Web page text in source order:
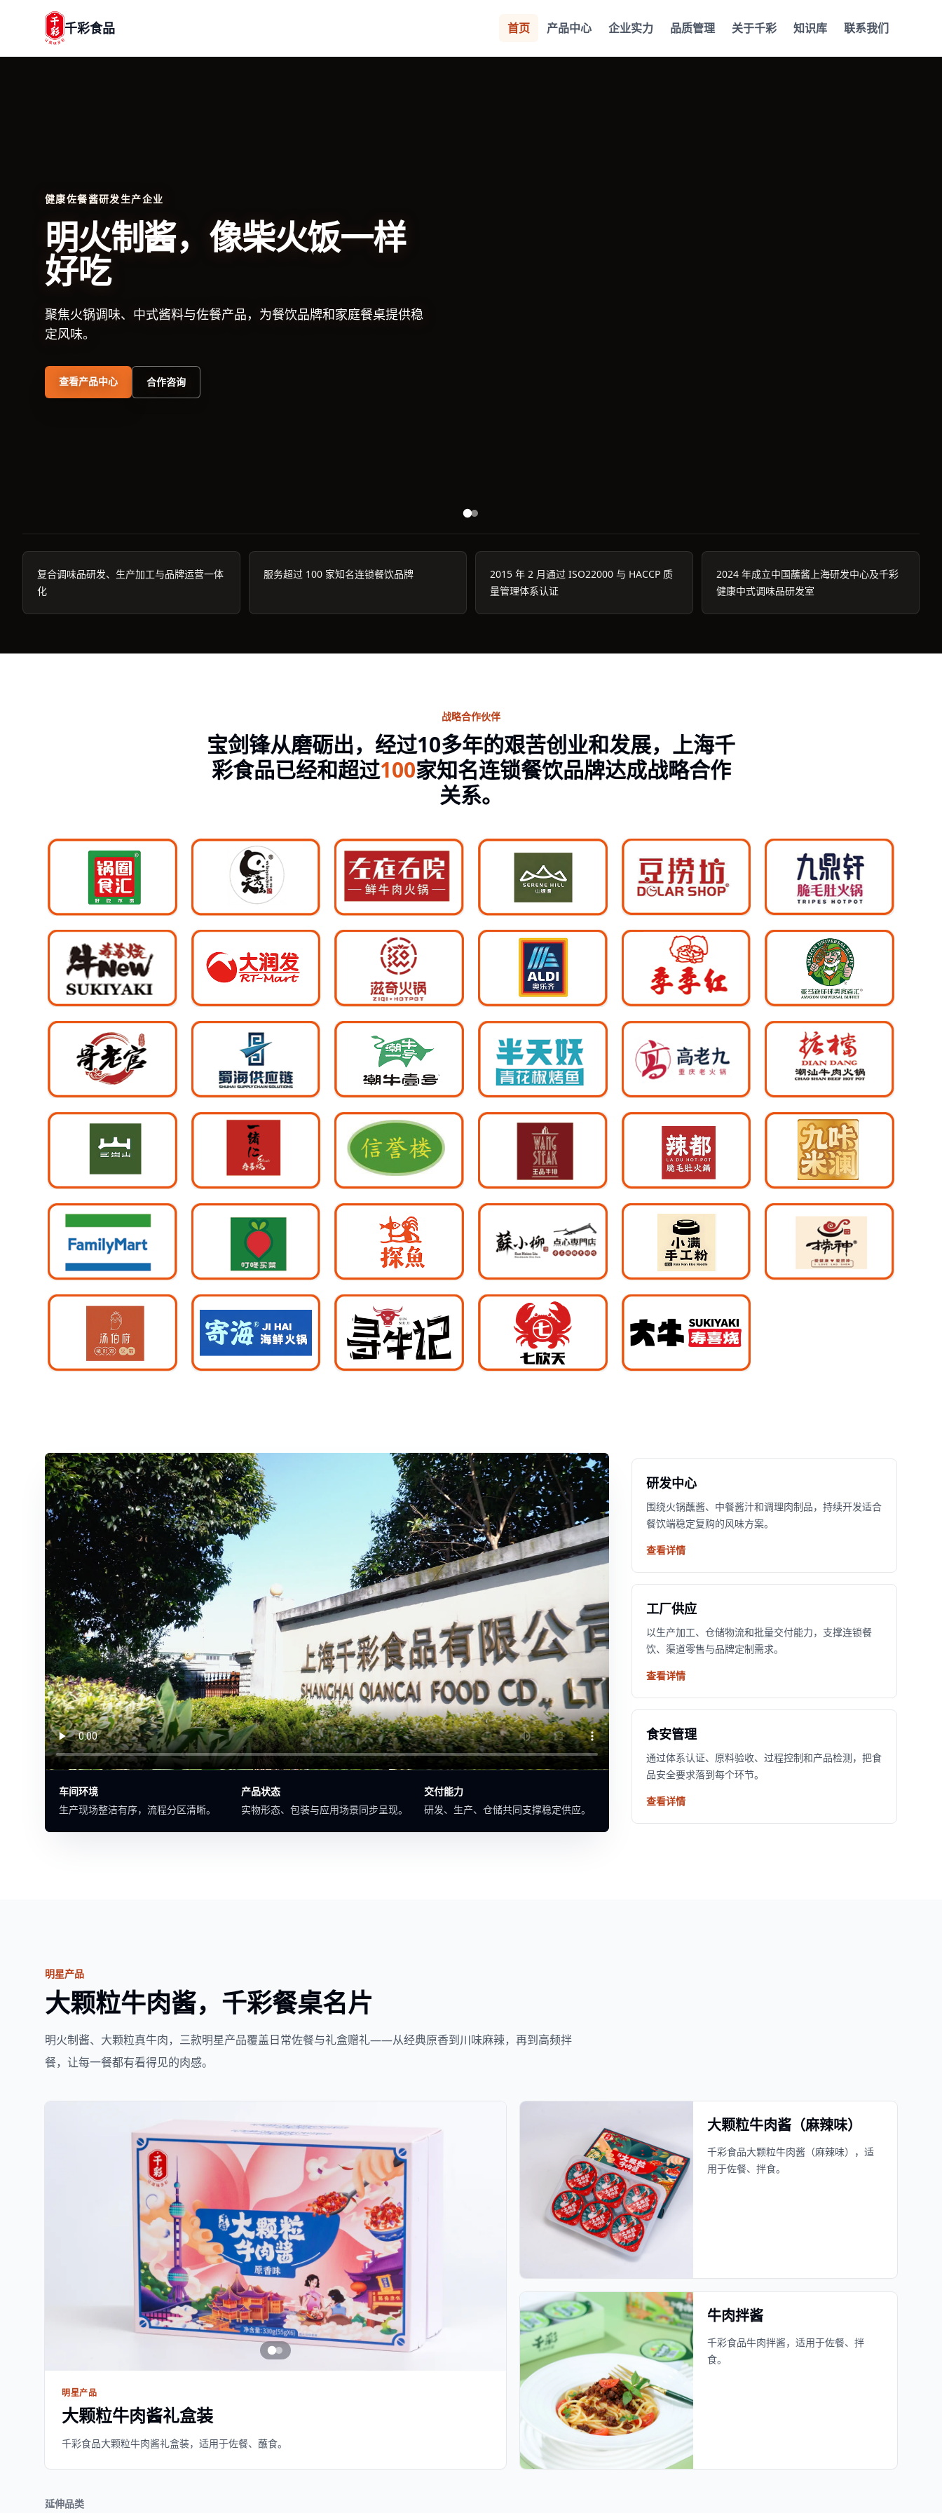
千彩食品 首页 产品中心 企业实力 品质管理 关于千彩 知识库 联系我们
健康佐餐酱研发生产企业
明火制酱，像柴火饭一样
好吃
聚焦火锅调味、中式酱料与佐餐产品，为餐饮品牌和家庭餐桌提供稳
定风味。
查看产品中心 合作咨询
复合调味品研发、生产加工与品牌运营一体
化
服务超过 100 家知名连锁餐饮品牌
2015 年 2 月通过 ISO22000 与 HACCP 质
量管理体系认证
2024 年成立中国蘸酱上海研发中心及千彩
健康中式调味品研发室
战略合作伙伴
宝剑锋从磨砺出，经过10多年的艰苦创业和发展，上海千
彩食品已经和超过100家知名连锁餐饮品牌达成战略合作
关系。
车间环境
生产现场整洁有序，流程分区清晰。
产品状态
实物形态、包装与应用场景同步呈现。
交付能力
研发、生产、仓储共同支撑稳定供应。
研发中心
围绕火锅蘸酱、中餐酱汁和调理肉制品，持续开发适合
餐饮端稳定复购的风味方案。
查看详情
工厂供应
以生产加工、仓储物流和批量交付能力，支撑连锁餐
饮、渠道零售与品牌定制需求。
查看详情
食安管理
通过体系认证、原料验收、过程控制和产品检测，把食
品安全要求落到每个环节。
查看详情
明星产品
大颗粒牛肉酱，千彩餐桌名片
明火制酱、大颗粒真牛肉，三款明星产品覆盖日常佐餐与礼盒赠礼——从经典原香到川味麻辣，再到高频拌
餐，让每一餐都有看得见的肉感。
明星产品
大颗粒牛肉酱礼盒装
千彩食品大颗粒牛肉酱礼盒装，适用于佐餐、蘸食。
大颗粒牛肉酱（麻辣味）
千彩食品大颗粒牛肉酱（麻辣味），适
用于佐餐、拌食。
牛肉拌酱
千彩食品牛肉拌酱，适用于佐餐、拌
食。
延伸品类